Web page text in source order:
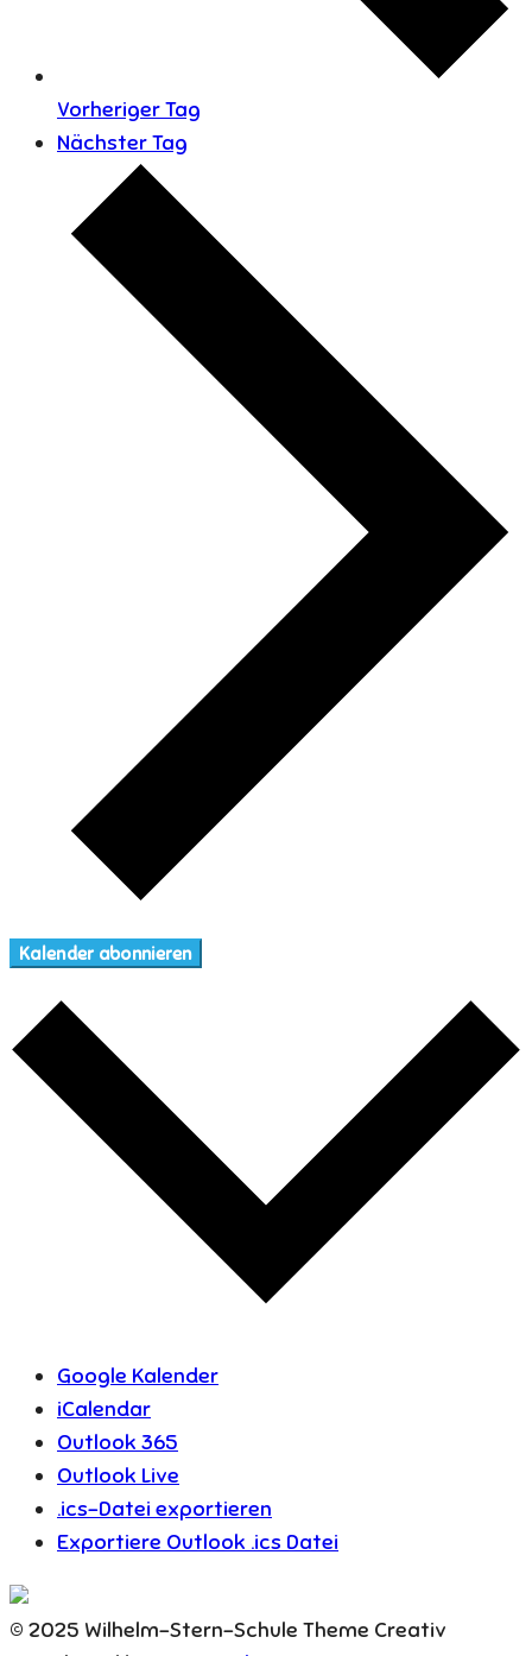
Vorheriger Tag
Nächster Tag
Kalender abonnieren
Google Kalender
iCalendar
Outlook 365
Outlook Live
.ics-Datei exportieren
Exportiere Outlook .ics Datei
© 2025 Wilhelm-Stern-Schule Theme Creativ